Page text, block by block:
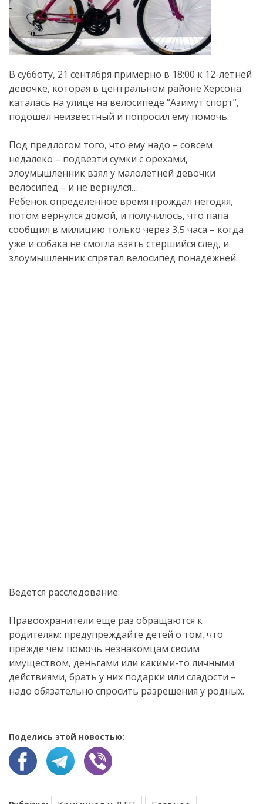
В субботу, 21 сентября примерно в 18:00 к 12-летней
девочке, которая в центральном районе Херсона
каталась на улице на велосипеде “Азимут спорт”,
подошел неизвестный и попросил ему помочь.
Под предлогом того, что ему надо – совсем
недалеко – подвезти сумки с орехами,
злоумышленник взял у малолетней девочки
велосипед – и не вернулся…
Ребенок определенное время прождал негодяя,
потом вернулся домой, и получилось, что папа
сообщил в милицию только через 3,5 часа – когда
уже и собака не смогла взять стершийся след, и
злоумышленник спрятал велосипед понадежней.
Ведется расследование.
Правоохранители еще раз обращаются к
родителям: предупреждайте детей о том, что
прежде чем помочь незнакомцам своим
имуществом, деньгами или какими-то личными
действиями, брать у них подарки или сладости –
надо обязательно спросить разрешения у родных.
Поделись этой новостью: